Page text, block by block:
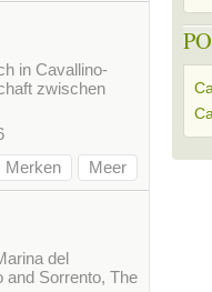
in Cavallino-
zwischen
Meer
Merken
del
and Sorrento, The